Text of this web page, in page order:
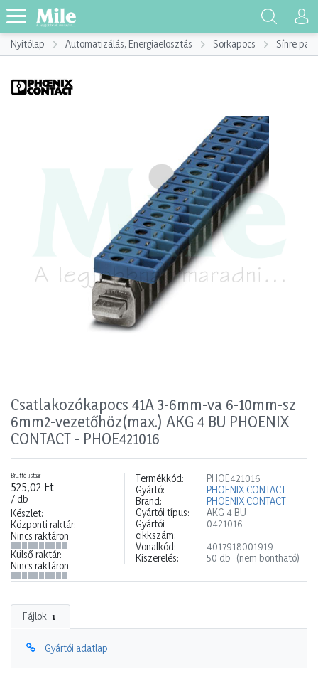
Nyitólap Automatizálás, Energiaelosztás Sorkapocs Sínre
Csatlakozókapocs 41A 3-6mm-va 6-10mm-sz
6mm2-vezetőhöz(max.) AKG 4 BU PHOENIX
CONTACT - PHOE421016
Bruttó listaár
525,02 Ft
/ db
Készlet:
Központi raktár:
Nincs raktáron
Külső raktár:
Nincs raktáron
Termékkód:
PHOE421016
Gyártó:
PHOENIX CONTACT
Brand:
PHOENIX CONTACT
Gyártói típus:
AKG 4 BU
Gyártói
cikkszám:
0421016
Vonalkód:
4017918001919
Kiszerelés:
50 db (nem bontható)
Fájlok 1
Gyártói adatlap